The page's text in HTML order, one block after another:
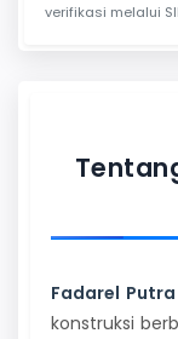
verifikasi melalui
Fadarel Putra
konstruksi